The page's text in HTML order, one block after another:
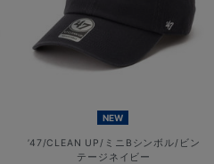
NEW
’47/CLEAN UP/ミニBシンボル/ビン
テージネイビー